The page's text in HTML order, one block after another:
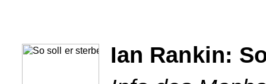
Ian Rankin: